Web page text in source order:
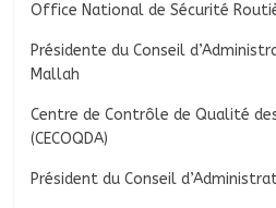
Office National de Sécurité
Présidente du Conseil
Mallah
Centre de Contrôle de Qualité
(CECOQDA)
Président du Conseil